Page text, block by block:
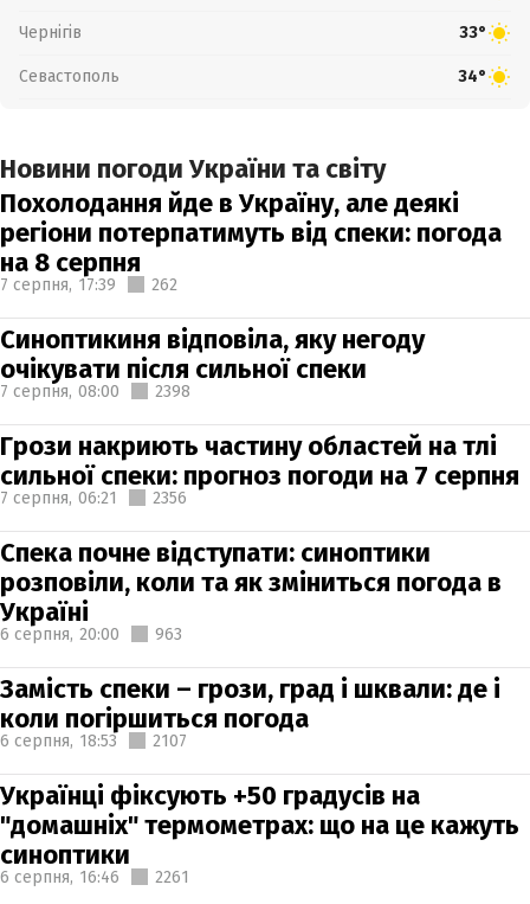
Чернігів 33°
Севастополь 34°
Новини погоди України та світу
Похолодання йде в Україну, але деякі
регіони потерпатимуть від спеки: погода
на 8 серпня
7 серпня, 17:39 262
Синоптикиня відповіла, яку негоду
очікувати після сильної спеки
7 серпня, 08:00 2398
Грози накриють частину областей на тлі
сильної спеки: прогноз погоди на 7 серпня
7 серпня, 06:21 2356
Спека почне відступати: синоптики
розповіли, коли та як зміниться погода в
Україні
6 серпня, 20:00 963
Замість спеки – грози, град і шквали: де і
коли погіршиться погода
6 серпня, 18:53 2107
Українці фіксують +50 градусів на
"домашніх" термометрах: що на це кажуть
синоптики
6 серпня, 16:46 2261